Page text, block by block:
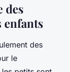
des
enfants
des
le